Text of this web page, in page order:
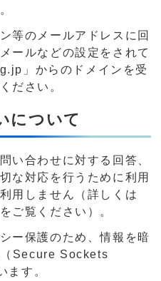
等のメールアドレスに回
ールなどの設定をされて
」からのドメインを受
ださい。
について
い合わせに対する回答、
な対応を行うために利用
用しません（詳しくは
をご覧ください）。
ー保護のため、情報を暗
Secure Sockets
ます。